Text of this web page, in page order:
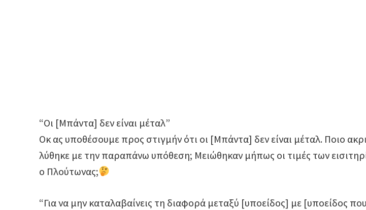
“Οι [Μπάντα] δεν είναι μέταλ”
Οκ ας υποθέσουμε προς στιγμήν ότι οι [Μπάντα] δεν είναι μέταλ. Ποιο
λύθηκε με την παραπάνω υπόθεση; Μειώθηκαν μήπως οι τιμές των
ο Πλούτωνας;
“Για να μην καταλαβαίνεις τη διαφορά μεταξύ [υποείδος] με [υποείδος